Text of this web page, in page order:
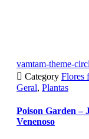
vamtam-theme-
 Category Flores
Geral, Plantas
Poison Garden –
Venenoso